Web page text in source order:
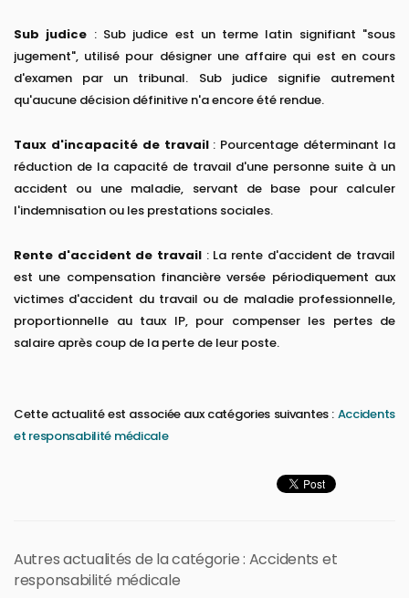
Sub judice : Sub judice est un terme latin signifiant "sous
jugement", utilisé pour désigner une affaire qui est en cours
d'examen par un tribunal. Sub judice signifie autrement
qu'aucune décision définitive n'a encore été rendue.
Taux d'incapacité de travail: Pourcentage déterminant la
réduction de la capacité de travail d'une personne suite à un
accident ou une maladie, servant de base pour calculer
l'indemnisation ou les prestations sociales.
Rente d'accident de travail : La rente d'accident de travail
est une compensation financière versée périodiquement aux
victimes d'accident du travail ou de maladie professionnelle,
proportionnelle au taux IP, pour compenser les pertes de
salaire après coup de la perte de leur poste.
Cette actualité est associée aux catégories suivantes : Accidents
et responsabilité médicale
Autres actualités de la catégorie : Accidents et
responsabilité médicale